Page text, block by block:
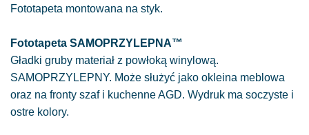
Fototapeta montowana na styk.
Fototapeta SAMOPRZYLEPNA™
Gładki gruby materiał z powłoką winylową.
SAMOPRZYLEPNY. Może służyć jako okleina meblowa
oraz na fronty szaf i kuchenne AGD. Wydruk ma soczyste i
ostre kolory.